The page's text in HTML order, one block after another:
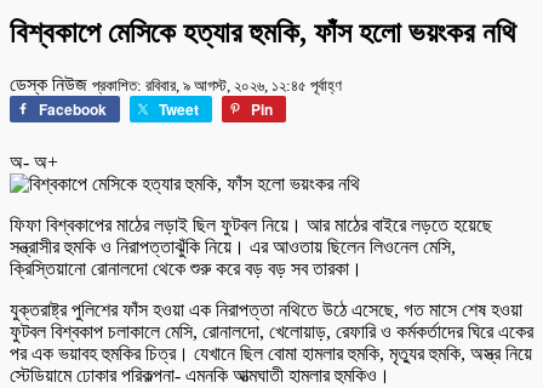
বিশ্বকাপে মেসিকে হত্যার হুমকি, ফাঁস হলো ভয়ংকর নথি
ডেস্ক নিউজ প্রকাশিত: রবিবার, ৯ আগস্ট, ২০২৬, ১২:৪৫ পূর্বাহ্ণ
Facebook Tweet Pin
অ- অ+
ফিফা বিশ্বকাপের মাঠের লড়াই ছিল ফুটবল নিয়ে। আর মাঠের বাইরে লড়তে হয়েছে
সন্ত্রাসীর হুমকি ও নিরাপত্তাঝুঁকি নিয়ে। এর আওতায় ছিলেন লিওনেল মেসি,
ক্রিস্তিয়ানো রোনালদো থেকে শুরু করে বড় বড় সব তারকা।
যুক্তরাষ্ট্র পুলিশের ফাঁস হওয়া এক নিরাপত্তা নথিতে উঠে এসেছে, গত মাসে শেষ হওয়া
ফুটবল বিশ্বকাপ চলাকালে মেসি, রোনালদো, খেলোয়াড়, রেফারি ও কর্মকর্তাদের ঘিরে একের
পর এক ভয়াবহ হুমকির চিত্র। যেখানে ছিল বোমা হামলার হুমকি, মৃত্যুর হুমকি, অস্ত্র নিয়ে
স্টেডিয়ামে ঢোকার পরিকল্পনা- এমনকি আত্মঘাতী হামলার হুমকিও।